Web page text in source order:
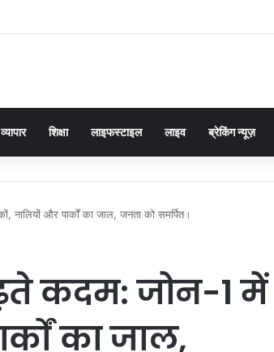
सपा कार्यकर्ताओं ने किया प्रदर्शन, राष्ट्रपति को भेजा ज्ञापन
व्यापार शिक्षा लाइफस्टाइल लाइव ब्रेकिंग न्यूज़
और पार्कों का जाल, जनता को समर्पित।
कदम: जोन-1 में
का जाल,